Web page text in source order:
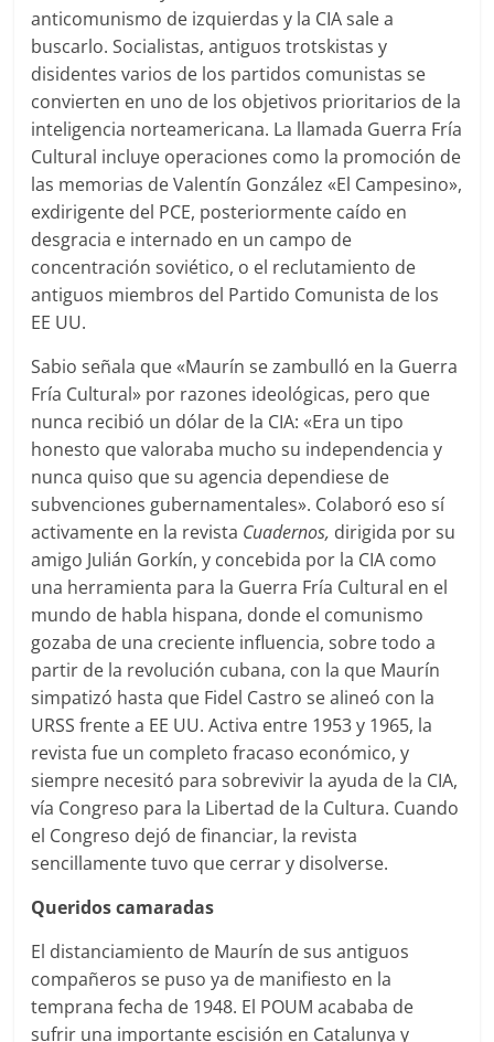
anticomunismo de izquierdas y la CIA sale a
buscarlo. Socialistas, antiguos trotskistas y
disidentes varios de los partidos comunistas se
convierten en uno de los objetivos prioritarios de la
inteligencia norteamericana. La llamada Guerra Fría
Cultural incluye operaciones como la promoción de
las memorias de Valentín González «El Campesino»,
exdirigente del PCE, posteriormente caído en
desgracia e internado en un campo de
concentración soviético, o el reclutamiento de
antiguos miembros del Partido Comunista de los
EE UU.
Sabio señala que «Maurín se zambulló en la Guerra
Fría Cultural» por razones ideológicas, pero que
nunca recibió un dólar de la CIA: «Era un tipo
honesto que valoraba mucho su independencia y
nunca quiso que su agencia dependiese de
subvenciones gubernamentales». Colaboró eso sí
activamente en la revista Cuadernos, dirigida por su
amigo Julián Gorkín, y concebida por la CIA como
una herramienta para la Guerra Fría Cultural en el
mundo de habla hispana, donde el comunismo
gozaba de una creciente influencia, sobre todo a
partir de la revolución cubana, con la que Maurín
simpatizó hasta que Fidel Castro se alineó con la
URSS frente a EE UU. Activa entre 1953 y 1965, la
revista fue un completo fracaso económico, y
siempre necesitó para sobrevivir la ayuda de la CIA,
vía Congreso para la Libertad de la Cultura. Cuando
el Congreso dejó de financiar, la revista
sencillamente tuvo que cerrar y disolverse.
Queridos camaradas
El distanciamiento de Maurín de sus antiguos
compañeros se puso ya de manifiesto en la
temprana fecha de 1948. El POUM acababa de
sufrir una importante escisión en Catalunya y